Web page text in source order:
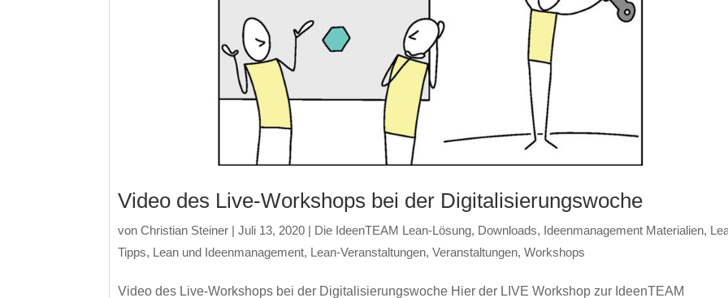
Video des Live-Workshops bei der Digitalisierungswoche
vonChristian Steiner |Juli 13, 2020 | Die IdeenTEAM Lean-Lösung, Downloads, Ideenmanagement Materialien,
Tipps, Lean und Ideenmanagement, Lean-Veranstaltungen,Veranstaltungen,Workshops
Video des Live-Workshops bei der Digitalisierungswoche Hier der LIVE Workshop zur IdeenTEAM